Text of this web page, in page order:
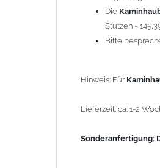
Die
Stützen =
Bitte
Hinweis: Für
Lieferzeit: ca. 1-2
Sonderanfertigung: